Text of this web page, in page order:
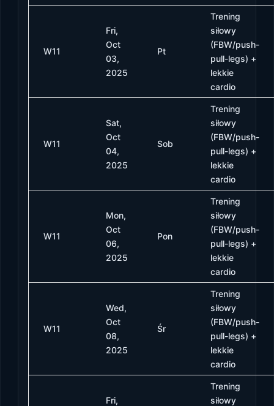
W11
Fri,
Oct
03,
2025
Pt
Trening
siłowy
(FBW/push-
pull-legs) +
lekkie
cardio
W11
Sat,
Oct
04,
2025
Sob
Trening
siłowy
(FBW/push-
pull-legs) +
lekkie
cardio
W11
Mon,
Oct
06,
2025
Pon
Trening
siłowy
(FBW/push-
pull-legs) +
lekkie
cardio
W11
Wed,
Oct
08,
2025
Śr
Trening
siłowy
(FBW/push-
pull-legs) +
lekkie
cardio
Fri,
Trening
siłowy